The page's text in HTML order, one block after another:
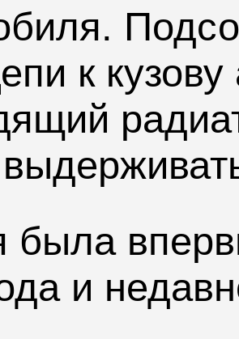
к
была
и